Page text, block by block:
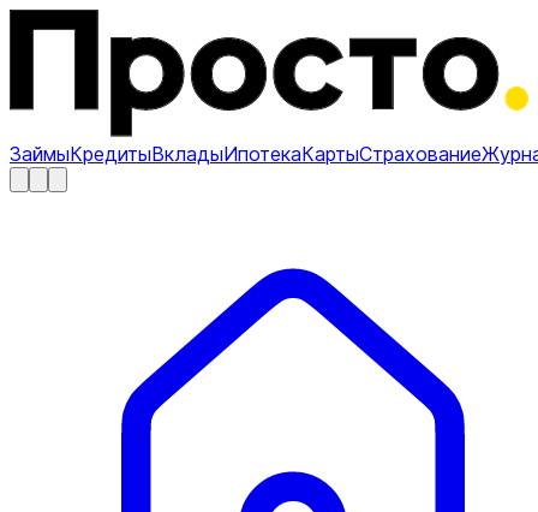
ЗаймыКредитыВкладыИпотекаКартыСтрахование